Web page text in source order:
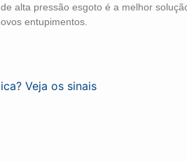
alta pressão esgoto é a melhor
entupimentos.